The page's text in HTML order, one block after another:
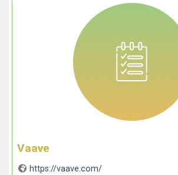
Vaave
https://vaave.com/